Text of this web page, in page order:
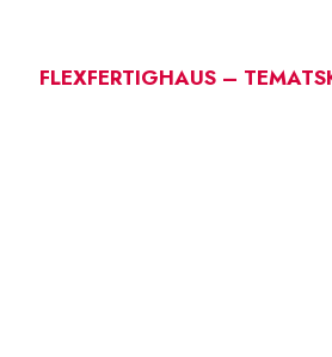
FLEXFERTIGHAUS –